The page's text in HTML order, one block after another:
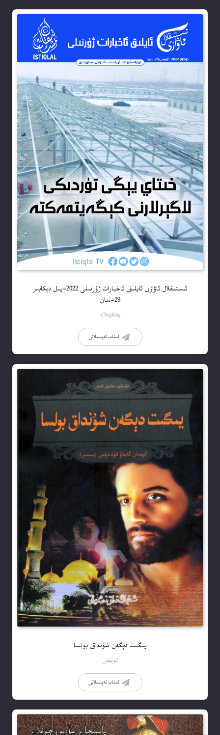
ئىستىقلال ئاۋازى ئايلىق ئاخبارات ژۇرنىلى 2022-يىل دېكابىر
29-سان
Choghluq
كىتاب تەپسىلاتى
يىگىت دېگەن شۇنداق بولسا
ئۇيغۇر
كىتاب تەپسىلاتى